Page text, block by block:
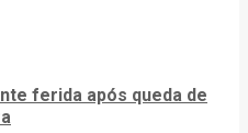
ferida após queda de